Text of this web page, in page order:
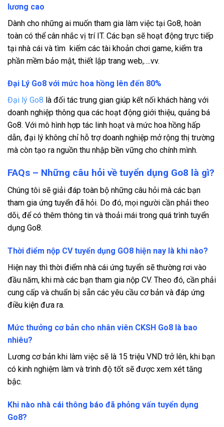
lương cao
Dành cho những ai muốn tham gia làm việc tại Go8, hoàn
toàn có thể cân nhắc vị trí IT. Các bạn sẽ hoạt động trực tiếp
tại nhà cái và tìm kiếm các tài khoản chơi game, kiểm tra
phần mềm bảo mật, thiết lập trang web,….vv.
Đại Lý Go8 với mức hoa hồng lên đến 80%
Đại lý Go8 là đối tác trung gian giúp kết nối khách hàng với
doanh nghiệp thông qua các hoạt động giới thiệu, quảng bá
Go8. Với mô hình hợp tác linh hoạt và mức hoa hồng hấp
dẫn, đại lý không chỉ hỗ trợ doanh nghiệp mở rộng thị trường
mà còn tạo ra nguồn thu nhập bền vững cho chính mình.
FAQs – Những câu hỏi về tuyển dụng Go8 là gì?
Chúng tôi sẽ giải đáp toàn bộ những câu hỏi mà các bạn
tham gia ứng tuyển đã hỏi. Do đó, mọi người cần phải theo
dõi, để có thêm thông tin và thoải mái trong quá trình tuyển
dụng Go8.
Thời điểm nộp CV tuyển dụng GO8 hiện nay là khi nào?
Hiện nay thì thời điểm nhà cái ứng tuyển sẽ thường rơi vào
đầu năm, khi mà các bạn tham gia nộp CV. Theo đó, cần phải
cung cấp và chuẩn bị sẵn các yêu cầu cơ bản và đáp ứng
điều kiện đưa ra.
Mức thưởng cơ bản cho nhân viên CKSH Go8 là bao
nhiêu?
Lương cơ bản khi làm việc sẽ là 15 triệu VND trở lên, khi bạn
có kinh nghiệm làm và trình độ tốt sẽ được xem xét tăng
bậc.
Khi nào nhà cái thông báo đã phỏng vấn tuyển dụng
Go8?